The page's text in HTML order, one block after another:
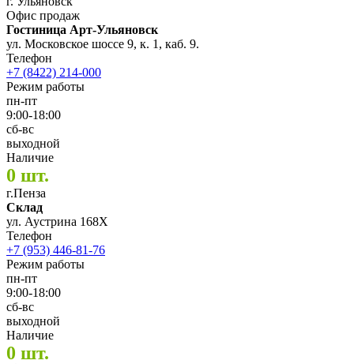
Офис продаж
Гостиница Арт-Ульяновск
ул. Московское шоссе 9, к. 1, каб. 9.
Телефон
+7 (8422) 214-000
Режим работы
пн-пт
9:00-18:00
сб-вс
выходной
Наличие
0 шт.
г.Пенза
Склад
ул. Аустрина 168Х
Телефон
+7 (953) 446-81-76
Режим работы
пн-пт
9:00-18:00
сб-вс
выходной
Наличие
0 шт.